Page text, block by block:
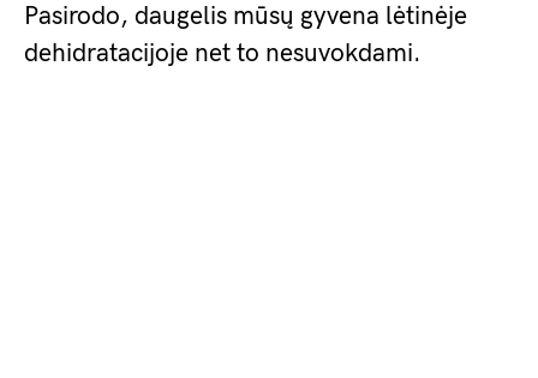
Pasirodo, daugelis mūsų gyvena lėtinėje
dehidratacijoje net to nesuvokdami.